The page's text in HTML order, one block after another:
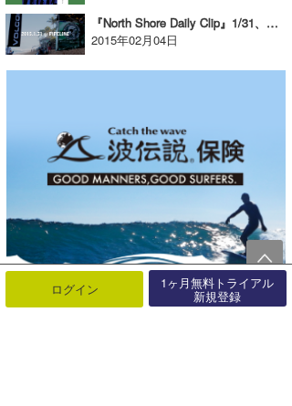
『North Shore Daily Clip』1/31、ボルコムパイプ DAY-2
2015年02月04日
ログイン 1ヶ月無料トライアル
新規登録